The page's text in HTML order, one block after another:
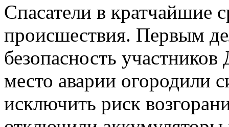
Спасатели в кратчайшие
происшествия. Первым
безопасность
место аварии огородили
исключить риск